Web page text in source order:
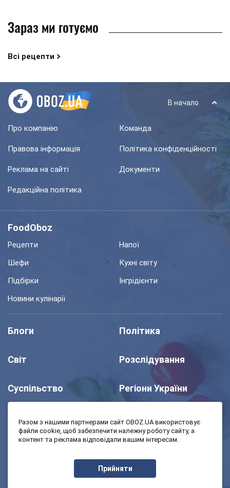
Зараз ми готуємо
Всі рецепти
В начало
Про компанію Команда
Правова інформація Політика конфіденційності
Реклама на сайті Документи
Редакційна політика
FoodOboz
Рецепти
Напої
Шефи
Кухні світу
Підбірки
Інгрідієнти
Новини кулінарії
Блоги Політика
Світ Розслідування
Суспільство Регіони України
Моя школа
Економіка
Разом з нашими партнерами сайт OBOZ.UA використовує
файли cookie, щоб забезпечити належну роботу сайту, а
контент та реклама відповідали вашим інтересам.
Прийняти